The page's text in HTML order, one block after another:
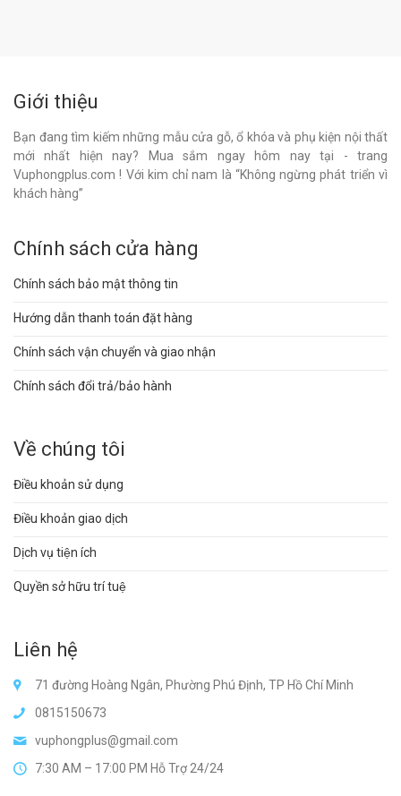
Giới thiệu
Bạn đang tìm kiếm những mẫu cửa gỗ, ổ khóa và phụ kiện nội thất
mới nhất hiện nay? Mua sắm ngay hôm nay tại - trang
Vuphongplus.com ! Với kim chỉ nam là “Không ngừng phát triển vì
khách hàng”
Chính sách cửa hàng
Chính sách bảo mật thông tin
Hướng dẫn thanh toán đặt hàng
Chính sách vận chuyển và giao nhận
Chính sách đổi trả/bảo hành
Về chúng tôi
Điều khoản sử dụng
Điều khoản giao dịch
Dịch vụ tiện ích
Quyền sở hữu trí tuệ
Liên hệ
71 đường Hoàng Ngân, Phường Phú Định, TP Hồ Chí Minh
0815150673
vuphongplus@gmail.com
7:30 AM – 17:00 PM Hỗ Trợ 24/24